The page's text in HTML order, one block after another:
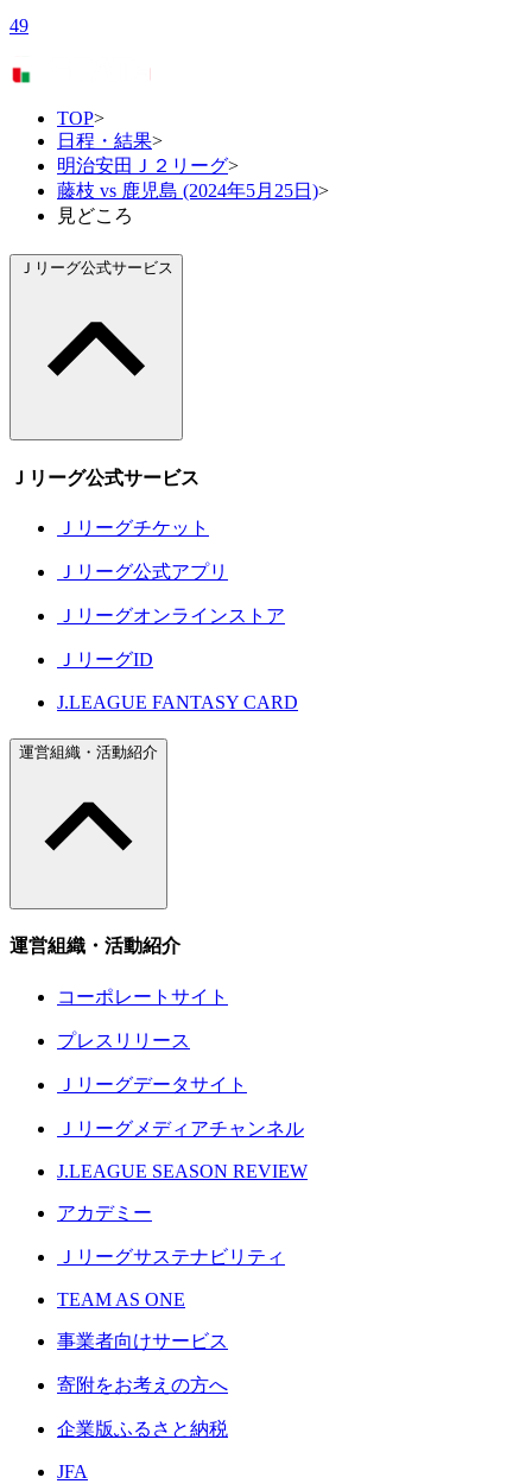
49
TOP>
日程・結果>
明治安田Ｊ２リーグ>
藤枝 vs 鹿児島 (2024年5月25日)>
見どころ
Ｊリーグ公式サービス
Ｊリーグ公式サービス
Ｊリーグチケット
Ｊリーグ公式アプリ
Ｊリーグオンラインストア
ＪリーグID
J.LEAGUE FANTASY CARD
運営組織・活動紹介
運営組織・活動紹介
コーポレートサイト
プレスリリース
Ｊリーグデータサイト
Ｊリーグメディアチャンネル
J.LEAGUE SEASON REVIEW
アカデミー
Ｊリーグサステナビリティ
TEAM AS ONE
事業者向けサービス
寄附をお考えの方へ
企業版ふるさと納税
JFA